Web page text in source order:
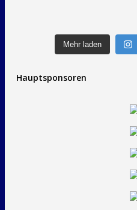
Mehr laden
Hauptsponsoren